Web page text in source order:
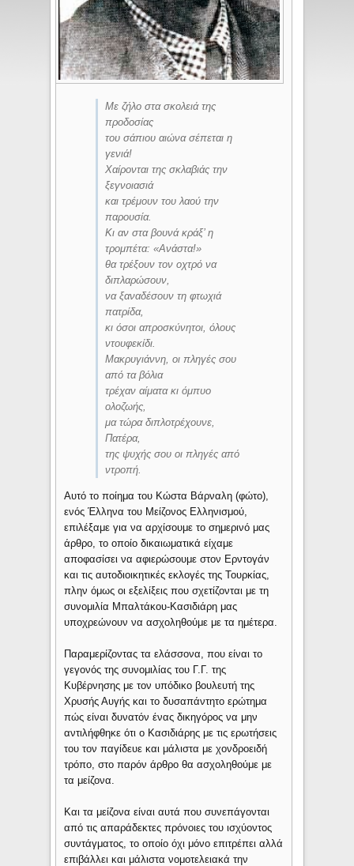
Με ζήλο στα σκολειά της
προδοσίας
του σάπιου αιώνα σέπεται η
γενιά!
Χαίρονται της σκλαβιάς την
ξεγνοιασιά
και τρέμουν του λαού την
παρουσία.
Κι αν στα βουνά κράξ’ η
τρομπέτα: «Ανάστα!»
θα τρέξουν τον οχτρό να
διπλαρώσουν,
να ξαναδέσουν τη φτωχιά
πατρίδα,
κι όσοι απροσκύνητοι, όλους
ντουφεκίδι.
Μακρυγιάννη, οι πληγές σου
από τα βόλια
τρέχαν αίματα κι όμπυο
ολοζωής,
μα τώρα διπλοτρέχουνε,
Πατέρα,
της ψυχής σου οι πληγές από
ντροπή.
Αυτό το ποίημα του Κώστα Βάρναλη (φώτο),
ενός Έλληνα του Μείζονος Ελληνισμού,
επιλέξαμε για να αρχίσουμε το σημερινό μας
άρθρο, το οποίο δικαιωματικά είχαμε
αποφασίσει να αφιερώσουμε στον Ερντογάν
και τις αυτοδιοικητικές εκλογές της Τουρκίας,
πλην όμως οι εξελίξεις που σχετίζονται με τη
συνομιλία Μπαλτάκου-Κασιδιάρη μας
υποχρεώνουν να ασχοληθούμε με τα ημέτερα.
Παραμερίζοντας τα ελάσσονα, που είναι το
γεγονός της συνομιλίας του Γ.Γ. της
Κυβέρνησης με τον υπόδικο βουλευτή της
Χρυσής Αυγής και το δυσαπάντητο ερώτημα
πώς είναι δυνατόν ένας δικηγόρος να μην
αντιλήφθηκε ότι ο Κασιδιάρης με τις ερωτήσεις
του τον παγίδευε και μάλιστα με χονδροειδή
τρόπο, στο παρόν άρθρο θα ασχοληθούμε με
τα μείζονα.
Και τα μείζονα είναι αυτά που συνεπάγονται
από τις απαράδεκτες πρόνοιες του ισχύοντος
συντάγματος, το οποίο όχι μόνο επιτρέπει αλλά
επιβάλλει και μάλιστα νομοτελειακά την